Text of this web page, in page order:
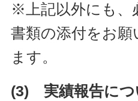
※上記以外にも、
書類の添付をお願
ます。
(3) 実績報告につ